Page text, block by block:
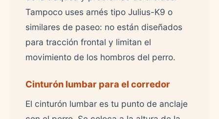
Tampoco uses arnés tipo Julius-K9 o
similares de paseo: no están diseñados
para tracción frontal y limitan el
movimiento de los hombros del perro.
Cinturón lumbar para el corredor
El cinturón lumbar es tu punto de anclaje